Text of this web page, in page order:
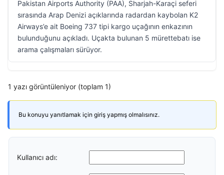
Pakistan Airports Authority (PAA), Sharjah-Karaçi seferi
sırasında Arap Denizi açıklarında radardan kaybolan K2
Airways’e ait Boeing 737 tipi kargo uçağının enkazının
bulunduğunu açıkladı. Uçakta bulunan 5 mürettebatı ise
arama çalışmaları sürüyor.
1 yazı görüntüleniyor (toplam 1)
Bu konuyu yanıtlamak için giriş yapmış olmalısınız.
Kullanıcı adı: